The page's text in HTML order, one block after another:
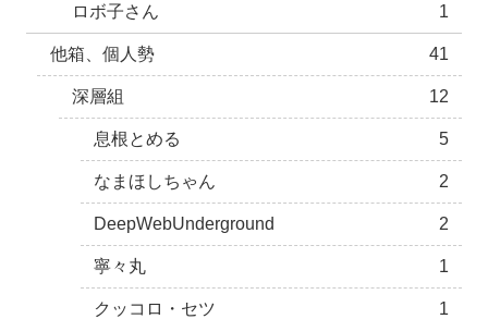
ロボ子さん 1
他箱、個人勢 41
深層組 12
息根とめる 5
なまほしちゃん 2
DeepWebUnderground 2
寧々丸 1
クッコロ・セツ 1